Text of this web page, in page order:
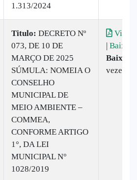
1.313/2024
Titulo: DECRETO Nº
073, DE 10 DE
MARÇO DE 2025
SÚMULA: NOMEIA O
CONSELHO
MUNICIPAL DE
MEIO AMBIENTE –
COMMEA,
CONFORME ARTIGO
1°, DA LEI
MUNICIPAL N°
1028/2019
| Baixar
vezes